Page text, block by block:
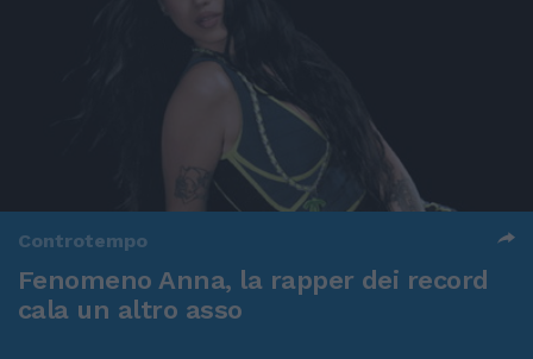
Controtempo
Fenomeno Anna, la rapper dei record
cala un altro asso